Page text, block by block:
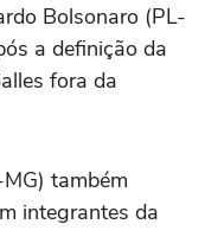
Bolsonaro (PL-
a definição da
fora da
também
integrantes da